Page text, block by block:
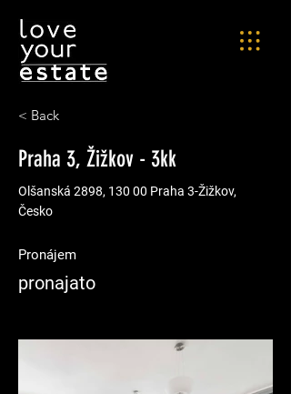
< Back
Praha 3, Žižkov - 3kk
Olšanská 2898, 130 00 Praha 3-Žižkov,
Česko
Pronájem
pronajato